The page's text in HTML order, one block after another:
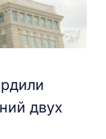
двух